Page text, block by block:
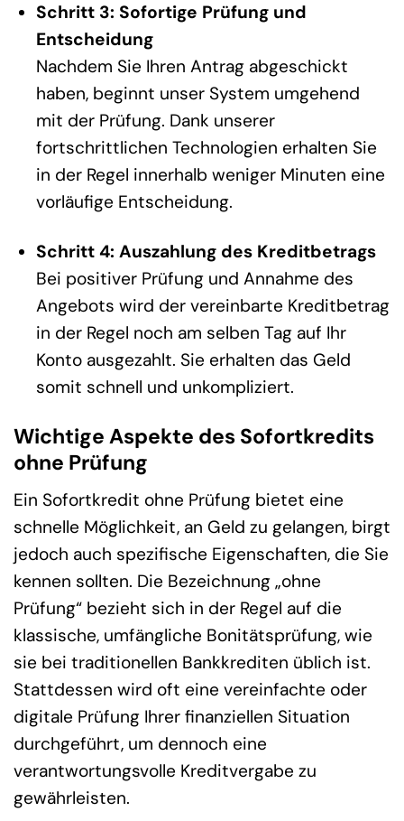
Schritt 3: Sofortige Prüfung und
Entscheidung
Nachdem Sie Ihren Antrag abgeschickt
haben, beginnt unser System umgehend
mit der Prüfung. Dank unserer
fortschrittlichen Technologien erhalten Sie
in der Regel innerhalb weniger Minuten eine
vorläufige Entscheidung.
Schritt 4: Auszahlung des Kreditbetrags
Bei positiver Prüfung und Annahme des
Angebots wird der vereinbarte Kreditbetrag
in der Regel noch am selben Tag auf Ihr
Konto ausgezahlt. Sie erhalten das Geld
somit schnell und unkompliziert.
Wichtige Aspekte des Sofortkredits
ohne Prüfung
Ein Sofortkredit ohne Prüfung bietet eine
schnelle Möglichkeit, an Geld zu gelangen, birgt
jedoch auch spezifische Eigenschaften, die Sie
kennen sollten. Die Bezeichnung „ohne
Prüfung“ bezieht sich in der Regel auf die
klassische, umfängliche Bonitätsprüfung, wie
sie bei traditionellen Bankkrediten üblich ist.
Stattdessen wird oft eine vereinfachte oder
digitale Prüfung Ihrer finanziellen Situation
durchgeführt, um dennoch eine
verantwortungsvolle Kreditvergabe zu
gewährleisten.